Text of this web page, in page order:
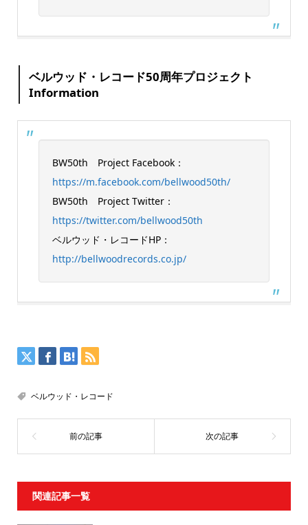
ベルウッド・レコード50周年プロジェクト
Information
BW50th Project Facebook：
https://m.facebook.com/bellwood50th/
BW50th Project Twitter：
https://twitter.com/bellwood50th
ベルウッド・レコードHP：
http://bellwoodrecords.co.jp/
ベルウッド・レコード
関連記事一覧